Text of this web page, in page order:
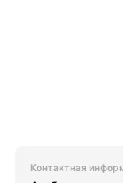
Контактная